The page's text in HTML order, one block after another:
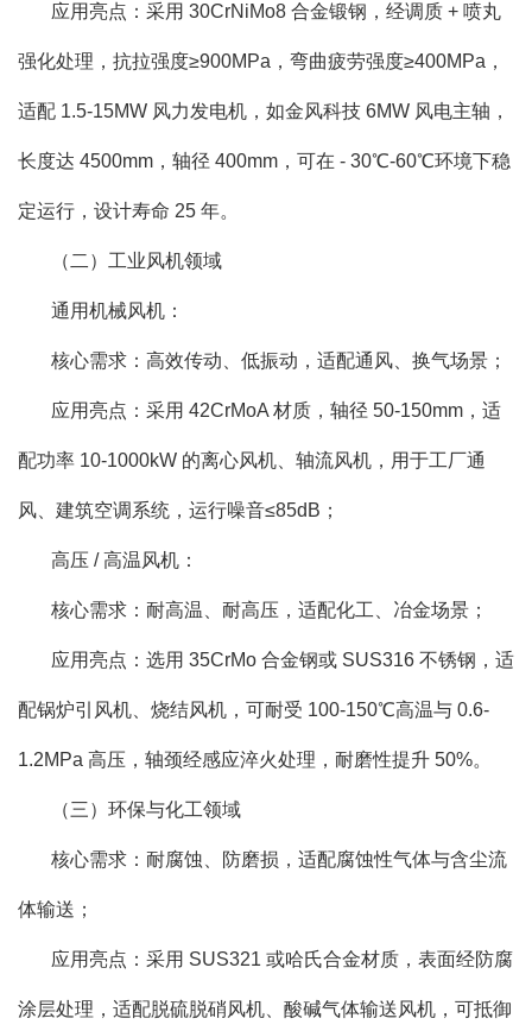
应用亮点：采用 30CrNiMo8 合金锻钢，经调质 + 喷丸
强化处理，抗拉强度≥900MPa，弯曲疲劳强度≥400MPa，
适配 1.5-15MW 风力发电机，如金风科技 6MW 风电主轴，
长度达 4500mm，轴径 400mm，可在 - 30℃-60℃环境下稳
定运行，设计寿命 25 年。
（二）工业风机领域
通用机械风机：
核心需求：高效传动、低振动，适配通风、换气场景；
应用亮点：采用 42CrMoA 材质，轴径 50-150mm，适
配功率 10-1000kW 的离心风机、轴流风机，用于工厂通
风、建筑空调系统，运行噪音≤85dB；
高压 / 高温风机：
核心需求：耐高温、耐高压，适配化工、冶金场景；
应用亮点：选用 35CrMo 合金钢或 SUS316 不锈钢，适
配锅炉引风机、烧结风机，可耐受 100-150℃高温与 0.6-
1.2MPa 高压，轴颈经感应淬火处理，耐磨性提升 50%。
（三）环保与化工领域
核心需求：耐腐蚀、防磨损，适配腐蚀性气体与含尘流
体输送；
应用亮点：采用 SUS321 或哈氏合金材质，表面经防腐
涂层处理，适配脱硫脱硝风机、酸碱气体输送风机，可抵御